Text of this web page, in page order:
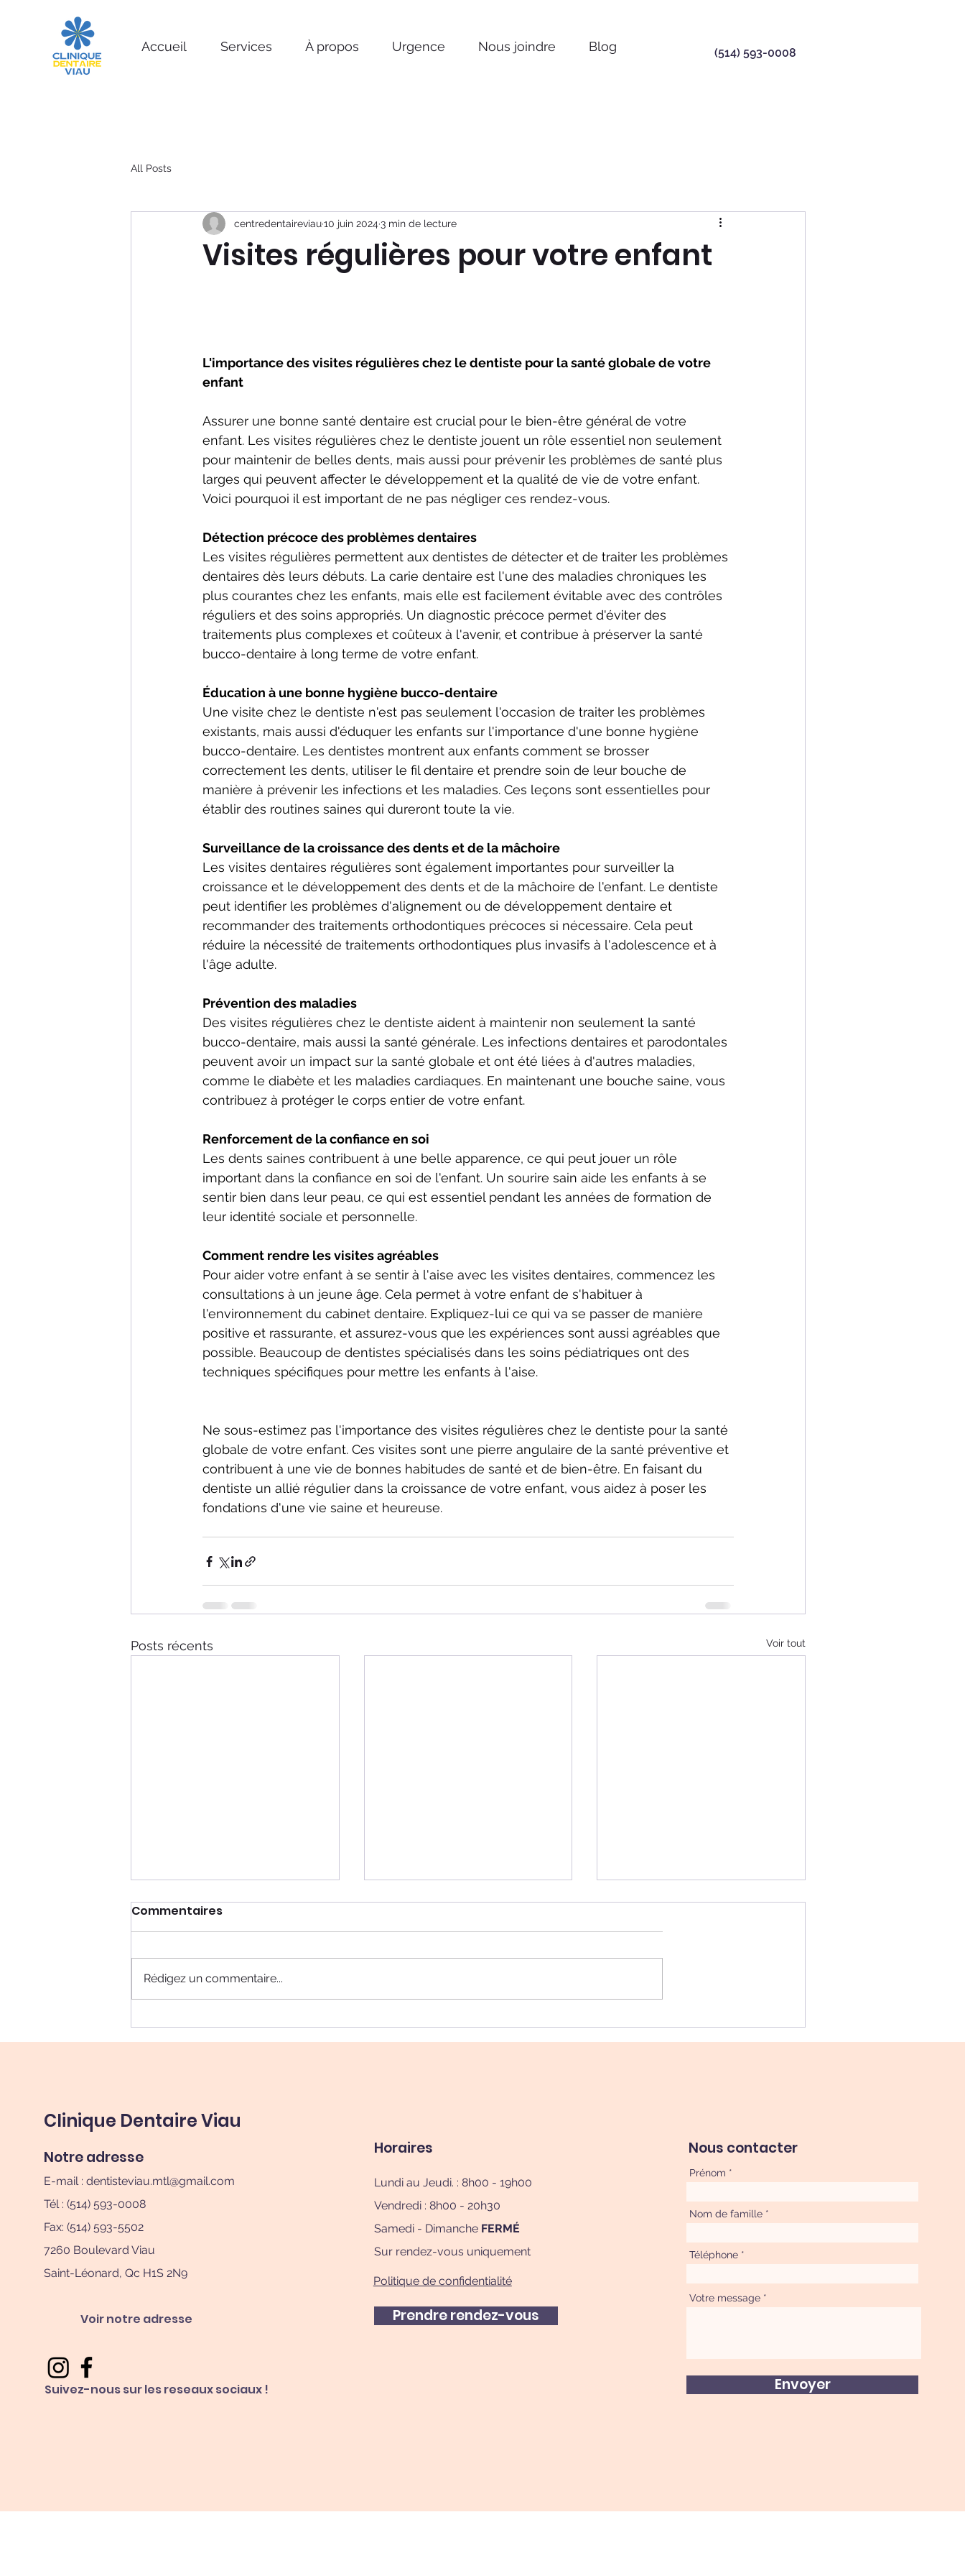
(514) 593-0008
Accueil Services À propos Urgence Nous joindre Blog
All Posts
Visites régulières pour votre enfant
centredentaireviau10 juin 2024 3 min de lecture
L'importance des visites régulières chez le dentiste pour la santé globale de votre
enfant
Assurer une bonne santé dentaire est crucial pour le bien-être général de votre
enfant. Les visites régulières chez le dentiste jouent un rôle essentiel non seulement
pour maintenir de belles dents, mais aussi pour prévenir les problèmes de santé plus
larges qui peuvent affecter le développement et la qualité de vie de votre enfant.
Voici pourquoi il est important de ne pas négliger ces rendez-vous.
Détection précoce des problèmes dentaires
Les visites régulières permettent aux dentistes de détecter et de traiter les problèmes
dentaires dès leurs débuts. La carie dentaire est l'une des maladies chroniques les
plus courantes chez les enfants, mais elle est facilement évitable avec des contrôles
réguliers et des soins appropriés. Un diagnostic précoce permet d'éviter des
traitements plus complexes et coûteux à l'avenir, et contribue à préserver la santé
bucco-dentaire à long terme de votre enfant.
Éducation à une bonne hygiène bucco-dentaire
Une visite chez le dentiste n'est pas seulement l'occasion de traiter les problèmes
existants, mais aussi d'éduquer les enfants sur l'importance d'une bonne hygiène
bucco-dentaire. Les dentistes montrent aux enfants comment se brosser
correctement les dents, utiliser le fil dentaire et prendre soin de leur bouche de
manière à prévenir les infections et les maladies. Ces leçons sont essentielles pour
établir des routines saines qui dureront toute la vie.
Surveillance de la croissance des dents et de la mâchoire
Les visites dentaires régulières sont également importantes pour surveiller la
croissance et le développement des dents et de la mâchoire de l'enfant. Le dentiste
peut identifier les problèmes d'alignement ou de développement dentaire et
recommander des traitements orthodontiques précoces si nécessaire. Cela peut
réduire la nécessité de traitements orthodontiques plus invasifs à l'adolescence et à
l'âge adulte.
Prévention des maladies
Des visites régulières chez le dentiste aident à maintenir non seulement la santé
bucco-dentaire, mais aussi la santé générale. Les infections dentaires et parodontales
peuvent avoir un impact sur la santé globale et ont été liées à d'autres maladies,
comme le diabète et les maladies cardiaques. En maintenant une bouche saine, vous
contribuez à protéger le corps entier de votre enfant.
Renforcement de la confiance en soi
Les dents saines contribuent à une belle apparence, ce qui peut jouer un rôle
important dans la confiance en soi de l'enfant. Un sourire sain aide les enfants à se
sentir bien dans leur peau, ce qui est essentiel pendant les années de formation de
leur identité sociale et personnelle.
Comment rendre les visites agréables
Pour aider votre enfant à se sentir à l'aise avec les visites dentaires, commencez les
consultations à un jeune âge. Cela permet à votre enfant de s'habituer à
l'environnement du cabinet dentaire. Expliquez-lui ce qui va se passer de manière
positive et rassurante, et assurez-vous que les expériences sont aussi agréables que
possible. Beaucoup de dentistes spécialisés dans les soins pédiatriques ont des
techniques spécifiques pour mettre les enfants à l'aise.
Ne sous-estimez pas l'importance des visites régulières chez le dentiste pour la santé
globale de votre enfant. Ces visites sont une pierre angulaire de la santé préventive et
contribuent à une vie de bonnes habitudes de santé et de bien-être. En faisant du
dentiste un allié régulier dans la croissance de votre enfant, vous aidez à poser les
fondations d'une vie saine et heureuse.
Posts récents Voir tout
À Quel Âge Mon Enfant
Peut-il Utiliser un
Plaques Occlusales :
Préservez Vos Dents et
Stress et santé bucco-
dentaire : un lien qu’on
Commentaires
Rédigez un commentaire...
Clinique Dentaire Viau
Notre adresse
E-mail : dentisteviau.mtl@gmail.com
Tél : (514) 593-0008
Fax: (514) 593-5502
7260 Boulevard Viau
Saint-Léonard, Qc H1S 2N9
Voir notre adresse
Suivez-nous sur les reseaux sociaux !
Horaires
Lundi au Jeudi. : 8h00 - 19h00
Vendredi : 8h00 - 20h30
Samedi - Dimanche FERMÉ
Sur rendez-vous uniquement
Politique de confidentialité
Prendre rendez-vous
Nous contacter
Prénom
Nom de famille
Téléphone
Votre message
Envoyer